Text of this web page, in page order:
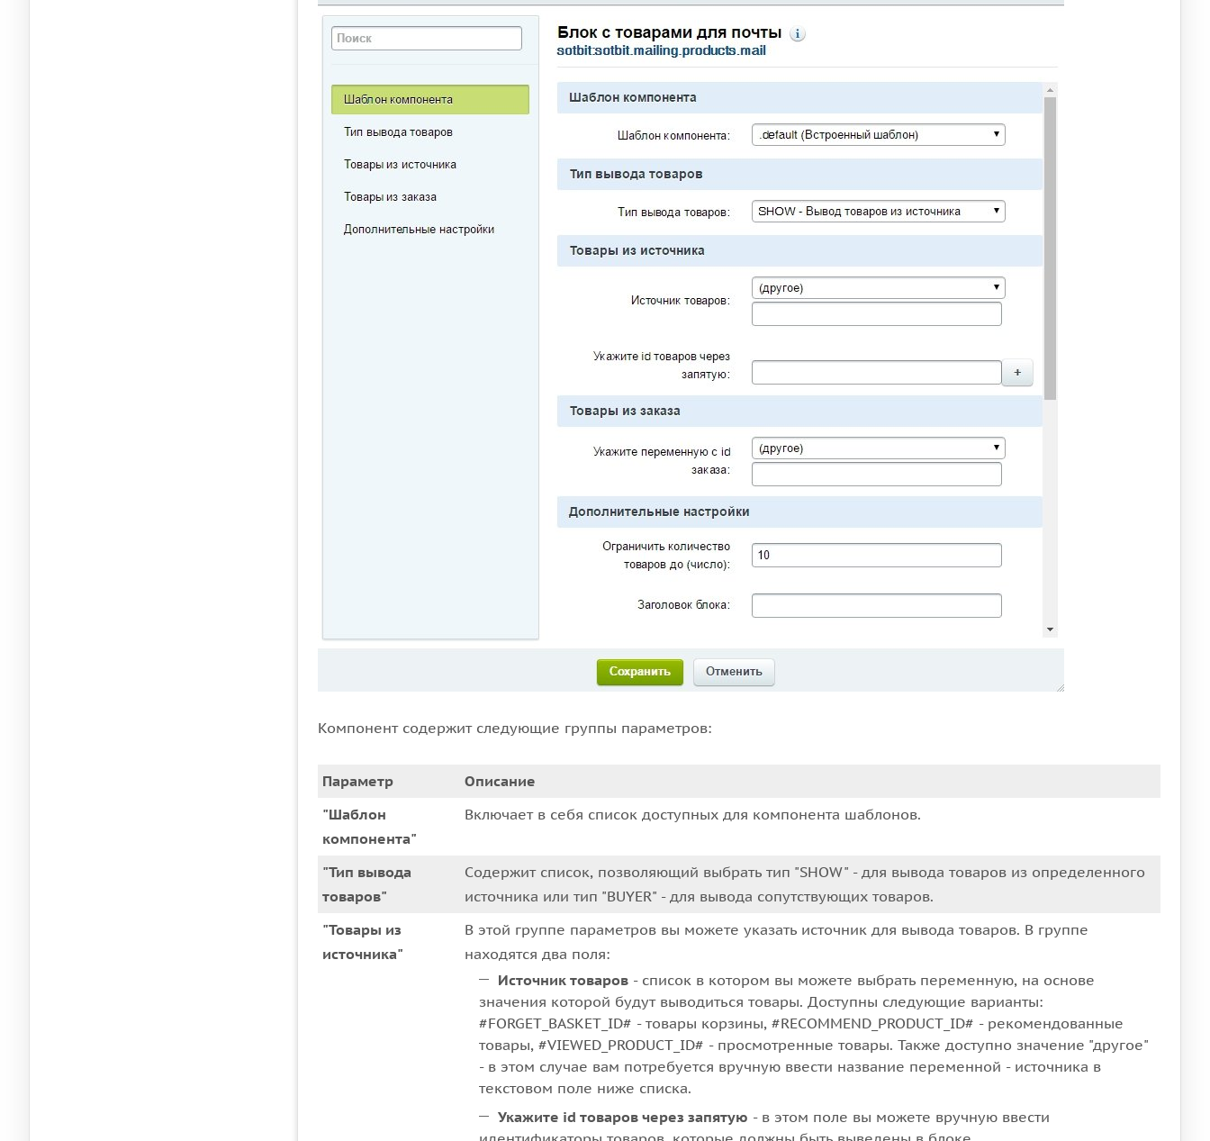
Компонент содержит следующие группы параметров:
Параметр
Описание
"Шаблон
компонента"
Включает в себя список доступных для компонента шаблонов.
"Тип вывода
товаров"
Cодержит список, позволяющий выбрать тип "SHOW" - для вывода товаров из определенного
источника или тип "BUYER" - для вывода сопутствующих товаров.
"Товары из
источника"
В этой группе параметров вы можете указать источник для вывода товаров. В группе
находятся два поля:
Источник товаров - список в котором вы можете выбрать переменную, на основе
значения которой будут выводиться товары. Доступны следующие варианты:
#FORGET_BASKET_ID# - товары корзины, #RECOMMEND_PRODUCT_ID# - рекомендованные
товары, #VIEWED_PRODUCT_ID# - просмотренные товары. Также доступно значение "другое"
- в этом случае вам потребуется вручную ввести название переменной - источника в
текстовом поле ниже списка.
Укажите id товаров через запятую - в этом поле вы можете вручную ввести